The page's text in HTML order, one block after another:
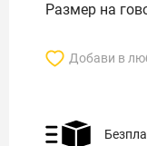
Размер на
Добави в